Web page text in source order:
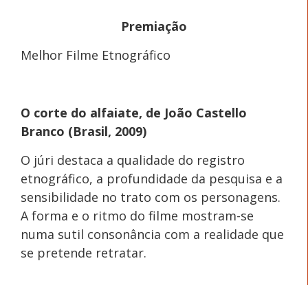
Premiação
Melhor Filme Etnográfico
O corte do alfaiate, de João Castello
Branco (Brasil, 2009)
O júri destaca a qualidade do registro
etnográfico, a profundidade da pesquisa e a
sensibilidade no trato com os personagens.
A forma e o ritmo do filme mostram-se
numa sutil consonância com a realidade que
se pretende retratar.